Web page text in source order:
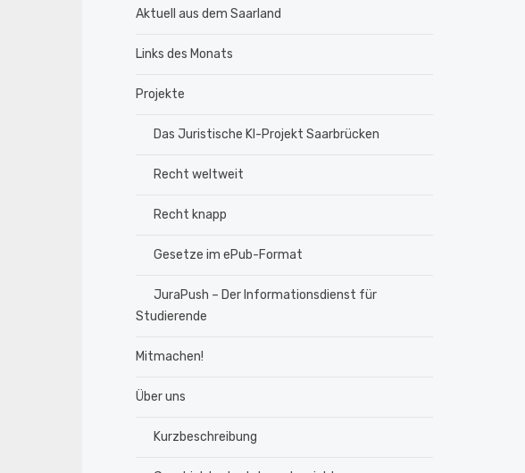
Aktuell aus dem Saarland
Links des Monats
Projekte
Das Juristische KI-Projekt Saarbrücken
Recht weltweit
Recht knapp
Gesetze im ePub-Format
JuraPush – Der Informationsdienst für
Studierende
Mitmachen!
Über uns
Kurzbeschreibung